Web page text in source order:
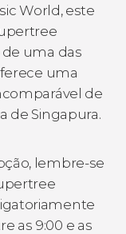
World, este
de uma das
uma
de
de Singapura.
lembre-se
as 9:00 e as